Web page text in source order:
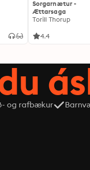
Sorgarnætur -
Ættarsaga
Torill Thorup
4.4
og rafbækur